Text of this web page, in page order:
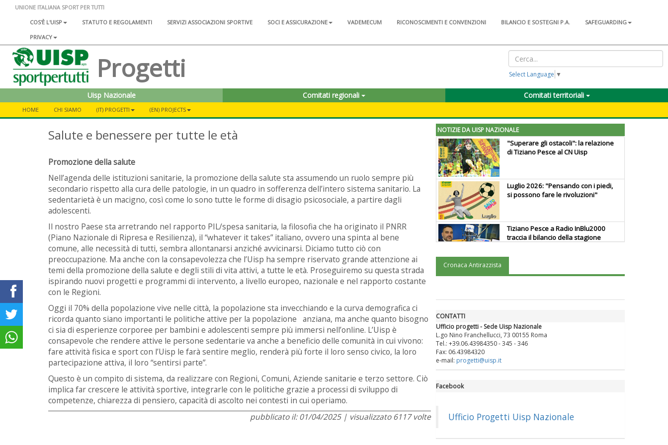
UNIONE ITALIANA SPORT PER TUTTI
COS'È L'UISP
STATUTO E REGOLAMENTI SERVIZI ASSOCIAZIONI SPORTIVE SOCI E ASSICURAZIONE VADEMECUM RICONOSCIMENTI E CONVENZIONI BILANCIO E SOSTEGNI P.A.
SAFEGUARDING
PRIVACY
Progetti Select Language ▼
Uisp Nazionale Comitati regionali Comitati territoriali
HOME CHI SIAMO (IT) PROGETTI (EN) PROJECTS
Salute e benessere per tutte le età
Promozione della salute
Nell’agenda delle istituzioni sanitarie, la promozione della salute sta assumendo un ruolo sempre più
secondario rispetto alla cura delle patologie, in un quadro in sofferenza dell’intero sistema sanitario. La
sedentarietà è un macigno, così come lo sono tutte le forme di disagio psicosociale, a partire dagli
adolescenti.
Il nostro Paese sta arretrando nel rapporto PIL/spesa sanitaria, la filosofia che ha originato il PNRR
(Piano Nazionale di Ripresa e Resilienza), il “whatever it takes” italiano, ovvero una spinta al bene
comune, alle necessità di tutti, sembra allontanarsi anziché avvicinarsi. Diciamo tutto ciò con
preoccupazione. Ma anche con la consapevolezza che l’Uisp ha sempre riservato grande attenzione ai
temi della promozione della salute e degli stili di vita attivi, a tutte le età. Proseguiremo su questa strada
ispirando nuovi progetti e programmi di intervento, a livello europeo, nazionale e nel rapporto costante
con le Regioni.
Oggi il 70% della popolazione vive nelle città, la popolazione sta invecchiando e la curva demografica ci
ricorda quanto siano importanti le politiche attive per la popolazione anziana, ma anche quanto bisogno
ci sia di esperienze corporee per bambini e adolescenti sempre più immersi nell’online. L’Uisp è
consapevole che rendere attive le persone sedentarie va anche a beneficio delle comunità in cui vivono:
fare attività fisica e sport con l’Uisp le farà sentire meglio, renderà più forte il loro senso civico, la loro
partecipazione attiva, il loro “sentirsi parte”.
Questo è un compito di sistema, da realizzare con Regioni, Comuni, Aziende sanitarie e terzo settore. Ciò
implica far crescere le attività sportive, integrarle con le politiche grazie a processi di sviluppo di
competenze, chiarezza di pensiero, capacità di ascolto nei contesti in cui operiamo.
pubblicato il: 01/04/2025 | visualizzato 6117 volte
NOTIZIE DA UISP NAZIONALE
"Superare gli ostacoli": la relazione
di Tiziano Pesce al CN Uisp
Luglio 2026: "Pensando con i piedi,
si possono fare le rivoluzioni"
Tiziano Pesce a Radio InBlu2000
traccia il bilancio della stagione
prosegue anche in estate
Cronaca Antirazzista
CONTATTI
Ufficio progetti - Sede Uisp Nazionale
L.go Nino Franchellucci, 73 00155 Roma
Tel.: +39.06.43984350 - 345 - 346
Fax: 06.43984320
e-mail: progetti@uisp.it
Facebook
Ufficio Progetti Uisp Nazionale